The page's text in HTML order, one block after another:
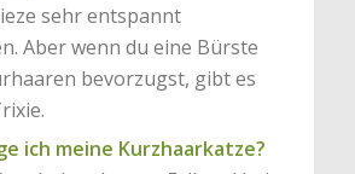
sehr entspannt
Aber wenn du eine Bürste
bevorzugst, gibt es
ich meine Kurzhaarkatze?